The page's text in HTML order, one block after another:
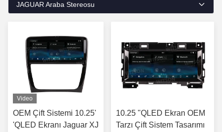
JAGUAR Araba Stereosu
Video
OEM Çift Sistemi 10.25'
'QLED Ekranı Jaguar XJ
10.25 "QLED Ekran OEM
Tarzı Çift Sistem Tasarımı